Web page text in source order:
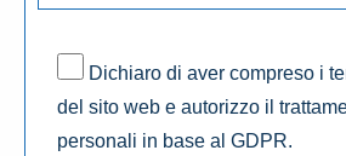
Dichiaro di aver compreso i
del sito web e autorizzo il
personali in base al GDPR.